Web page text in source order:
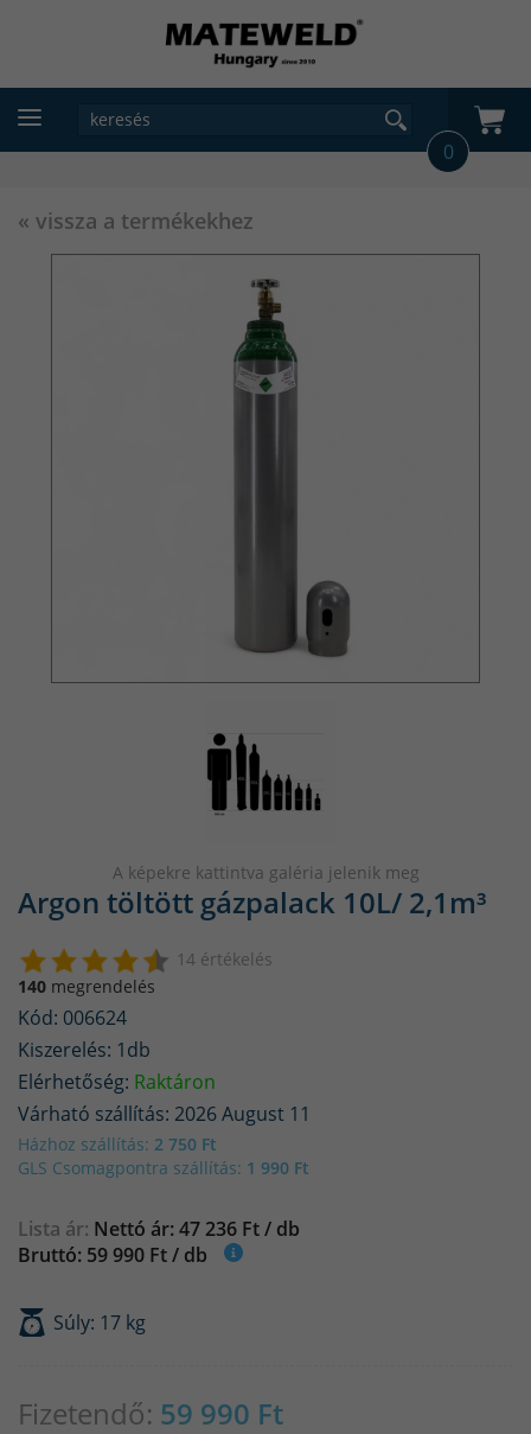
0
« vissza a termékekhez
A képekre kattintva galéria jelenik meg
Argon töltött gázpalack 10L/ 2,1m³
14 értékelés
140 megrendelés
Kód: 006624
Kiszerelés: 1db
Elérhetőség: Raktáron
Várható szállítás: 2026 August 11
Házhoz szállítás: 2 750 Ft
GLS Csomagpontra szállítás: 1 990 Ft
Lista ár: Nettó ár: 47 236 Ft / db
Bruttó: 59 990 Ft / db
Súly: 17 kg
Fizetendő: 59 990 Ft